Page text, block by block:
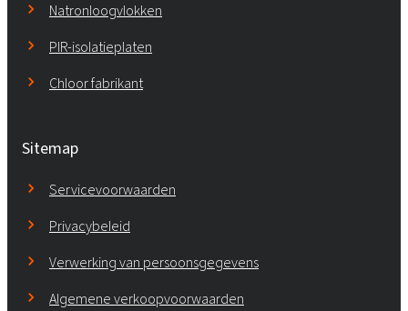
Natronloogvlokken
PIR-isolatieplaten
Chloor fabrikant
Sitemap
Servicevoorwaarden
Privacybeleid
Verwerking van persoonsgegevens
Algemene verkoopvoorwaarden